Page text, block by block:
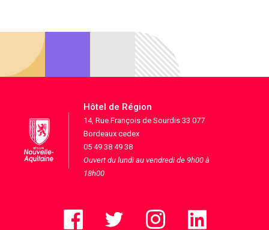
Hôtel de Région
14, Rue François de Sourdis 33 077
Bordeaux cedex
05 49 38 49 38
Ouvert du lundi au vendredi de 9h00 à
18h00